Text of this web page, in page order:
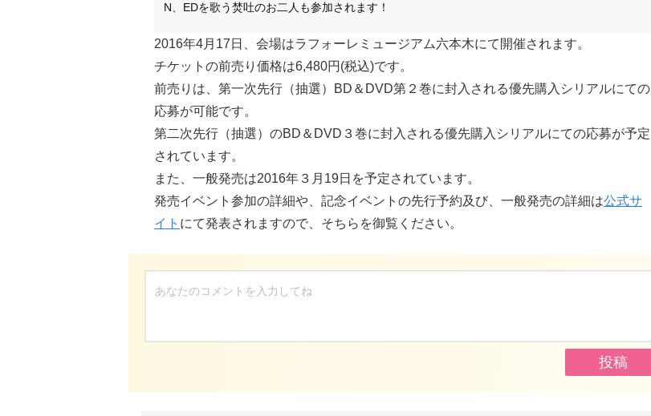
N、EDを歌う焚吐のお二人も参加されます！
2016年4月17日、会場はラフォーレミュージアム六本木にて開催されます。
チケットの前売り価格は6,480円(税込)です。
前売りは、 第一次先行 （抽選）BD＆DVD第２巻に封入される優先購入シリアルにての
応募が可能です。
第二次先行 （抽選）のBD＆DVD３巻に封入される優先購入シリアルにての応募が予定
されています。
また、一般発売は2016年３月19日を予定されています。
発売イベント参加の詳細や、記念イベントの先行予約及び、一般発売の詳細は公式サ
イト にて発表されますので、そちらを御覧ください。